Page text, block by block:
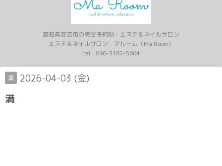
高知県安芸市の完全予約制・エステ＆ネイルサロン
エステ＆ネイルサロン マルーム（Ma Room）
tel : 090-3182-5684
満 2026-04-03 (金)
満